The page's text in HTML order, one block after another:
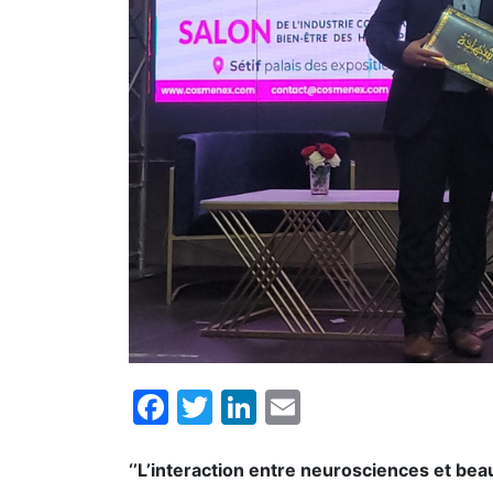
Facebook
TwitterLinkedIn
‘’L’interaction entre neurosciences et